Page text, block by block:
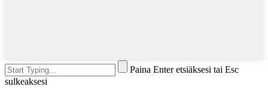
Paina Enter etsiäksesi tai Esc
sulkeaksesi